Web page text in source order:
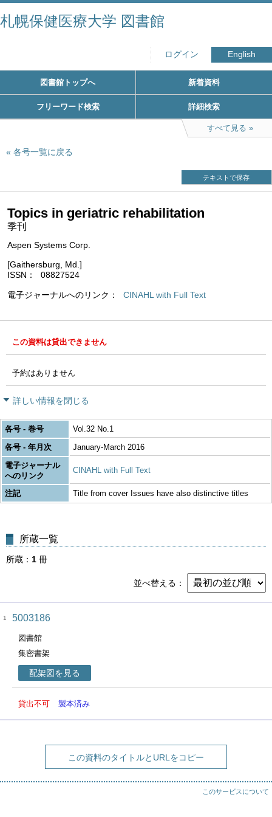
札幌保健医療大学 図書館
ログイン English
図書館トップへ 新着資料
フリーワード検索 詳細検索
すべて見る
各号一覧に戻る
テキストで保存
Topics in geriatric rehabilitation
季刊
Aspen Systems Corp.
[Gaithersburg, Md.]
ISSN
08827524
電子ジャーナルへのリンク CINAHL with Full Text
この資料は貸出できません
予約はありません
詳しい情報を閉じる
各号 - 巻号
Vol.32 No.1
各号 - 年月次
January-March 2016
電子ジャーナル
へのリンク
CINAHL with Full Text
注記 Title from cover Issues have also distinctive titles
所蔵一覧
所蔵 1 冊
並べ替える
1 5003186
図書館
集密書架
配架図を見る
貸出不可 製本済み
この資料のタイトルとURLをコピー
このサービスについて